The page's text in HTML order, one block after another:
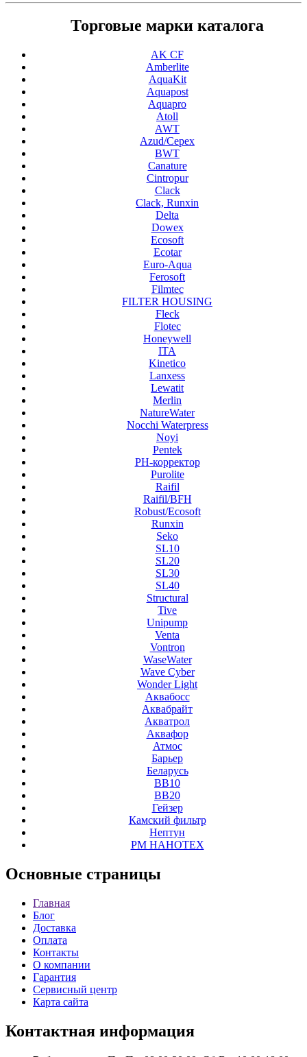
Торговые марки каталога
AK CF
Amberlite
AquaKit
Aquapost
Aquapro
Atoll
AWT
Azud/Cepex
BWT
Canature
Cintropur
Clack
Clack, Runxin
Delta
Dowex
Ecosoft
Ecotar
Euro-Aqua
Ferosoft
Filmtec
FILTER HOUSING
Fleck
Flotec
Honeywell
ITA
Kinetico
Lanxess
Lewatit
Merlin
NatureWater
Nocchi Waterpress
Noyi
Pentek
PH-корректор
Purolite
Raifil
Raifil/BFH
Robust/Ecosoft
Runxin
Seko
SL10
SL20
SL30
SL40
Structural
Tive
Unipump
Venta
Vontron
WaseWater
Wave Cyber
Wonder Light
Аквабосс
Аквабрайт
Акватрол
Аквафор
Атмос
Барьер
Беларусь
ВВ10
ВВ20
Гейзер
Камский фильтр
Нептун
РМ НАНОТЕХ
Основные страницы
Главная
Блог
Доставка
Оплата
Контакты
О компании
Гарантия
Сервисный центр
Карта сайта
Контактная информация